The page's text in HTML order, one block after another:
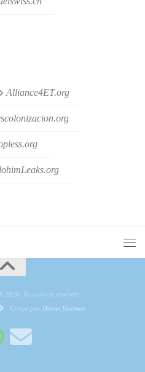
Alliance4ET.org
Tous droits réservés.
- Conçu par Thème Hueman